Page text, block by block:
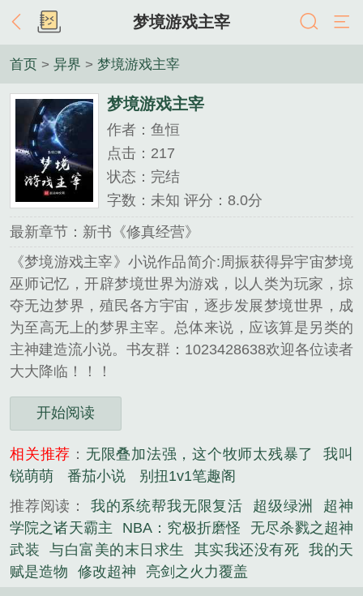
梦境游戏主宰
首页 > 异界 > 梦境游戏主宰
梦境游戏主宰
作者：鱼恒
点击：217
状态：完结
字数：未知 评分：8.0分
最新章节：新书《修真经营》
《梦境游戏主宰》小说作品简介:周振获得异宇宙梦境
巫师记忆，开辟梦境世界为游戏，以人类为玩家，掠
夺无边梦界，殖民各方宇宙，逐步发展梦境世界，成
为至高无上的梦界主宰。总体来说，应该算是另类的
主神建造流小说。书友群：1023428638欢迎各位读者
大大降临！！！
开始阅读
相关推荐 ： 无限叠加法强，这个牧师太残暴了
我叫
锐萌萌
番茄小说
别扭1v1笔趣阁
推荐阅读： 我的系统帮我无限复活 超级绿洲
超神
学院之诸天霸主
NBA：究极折磨怪
无尽杀戮之超神
武装
与白富美的末日求生 其实我还没有死 我的天
赋是造物
修改超神 亮剑之火力覆盖